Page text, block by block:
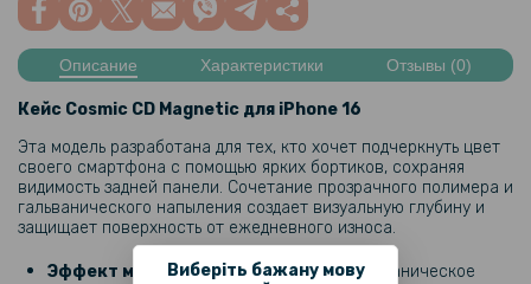
Виберіть бажану мову
Описание Характеристики Отзывы (0)
Кейс Cosmic CD Magnetic для iPhone 16
Эта модель разработана для тех, кто хочет подчеркнуть цвет
своего смартфона с помощью ярких бортиков, сохраняя
видимость задней панели. Сочетание прозрачного полимера и
гальванического напыления создает визуальную глубину и
защищает поверхность от ежедневного износа.
Эффект металлического блеска:Гальваническое